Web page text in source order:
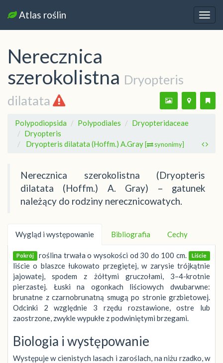
Atlas roślin
Nerecznica
szerokolistna Dryopteris
dilatata
Polypodiopsida Polypodiales
Dryopteridaceae
Dryopteris
Dryopteris dilatata (Hoffm.) A.Gray[ synonimy]
Nerecznica szerokolistna (Dryopteris
dilatata (Hoffm.) A. Gray) – gatunek
należący do rodziny nerecznicowatych.
Wygląd i występowanie Bibliografia Cechy
Pokrój roślina trwała o wysokości od 30 do 100 cm. Liście
liście o blaszce łukowato przegiętej, w zarysie trójkątnie
jajowatej, spodem z żółtymi gruczołami, 3–4-krotnie
pierzastej. Łuski na ogonkach liściowych dwubarwne:
brunatne z czarnobrunatną smugą po stronie grzbietowej.
Odcinki 2 względnie 3 rzędu rozstawione, ostre lub
zaostrzone, zwykle wypukłe z podwiniętymi brzegami.
Biologia i występowanie
Występuje w cienistych lasach i zaroślach, na niżu rzadko, w